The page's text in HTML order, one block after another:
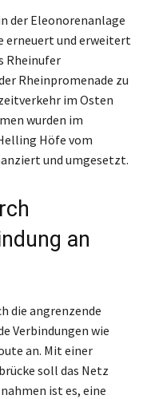
der Eleonorenanlage
erneuert und erweitert
Rheinufer
Rheinpromenade zu
im Osten
wurden im
Höfe vom
und umgesetzt.
an
die angrenzende
Verbindungen wie
an. Mit einer
soll das Netz
ist es, eine